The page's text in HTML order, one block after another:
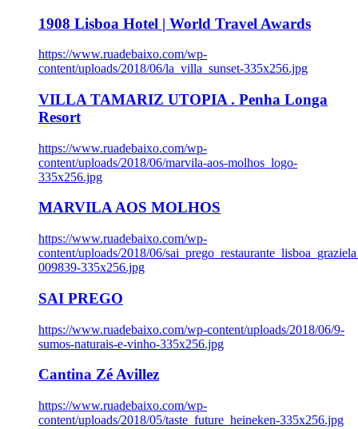
1908 Lisboa Hotel | World Travel Awards
https://www.ruadebaixo.com/wp-
content/uploads/2018/06/la_villa_sunset-335x256.jpg
VILLA TAMARIZ UTOPIA . Penha Longa
Resort
https://www.ruadebaixo.com/wp-
content/uploads/2018/06/marvila-aos-molhos_logo-
335x256.jpg
MARVILA AOS MOLHOS
https://www.ruadebaixo.com/wp-
content/uploads/2018/06/
009839-335x256.jpg
SAI PREGO
https://www.ruadebaixo.com/wp-content/uploads/2018/06/9-
sumos-naturais-e-vinho-335x256.jpg
Cantina Zé Avillez
https://www.ruadebaixo.com/wp-
content/uploads/2018/05/taste_future_heineken-335x256.jpg